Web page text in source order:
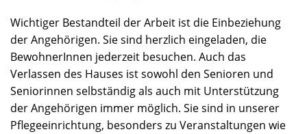
Wichtiger Bestandteil der Arbeit ist die Einbeziehung
der Angehörigen. Sie sind herzlich eingeladen, die
BewohnerInnen jederzeit besuchen. Auch das
Verlassen des Hauses ist sowohl den Senioren und
Seniorinnen selbständig als auch mit Unterstützung
der Angehörigen immer möglich. Sie sind in unserer
Pflegeeinrichtung, besonders zu Veranstaltungen wie